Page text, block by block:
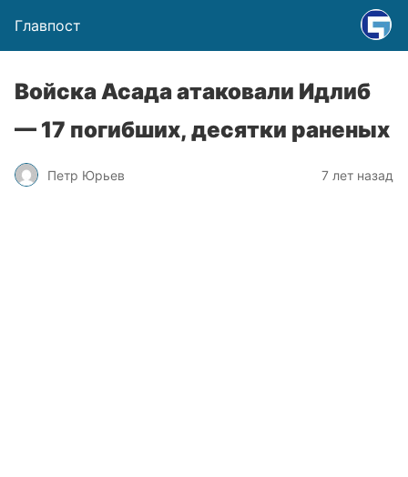
Главпост
Войска Асада атаковали Идлиб
— 17 погибших, десятки раненых
Петр Юрьев 7 лет назад